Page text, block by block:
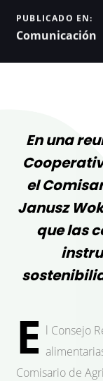
PUBLICADO EN:
Comunicación
En una
el
Janusz
que las
E l Consejo
Comisario de